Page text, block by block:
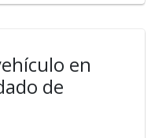
en
de